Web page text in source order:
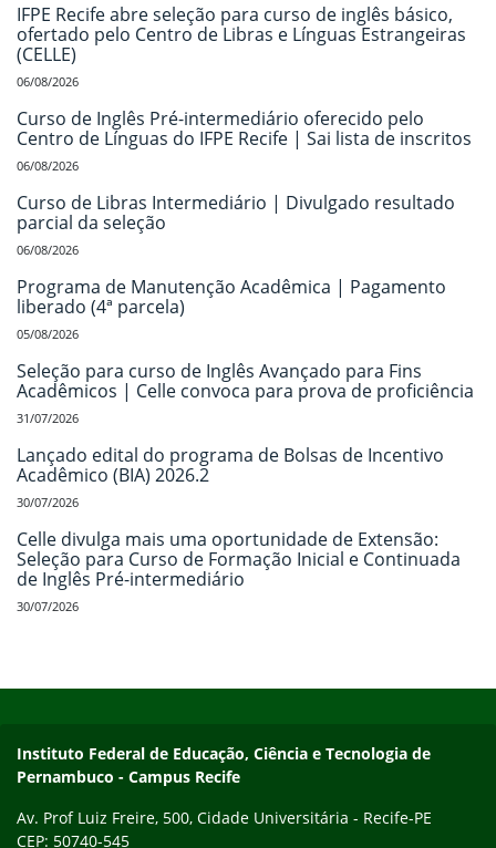
IFPE Recife abre seleção para curso de inglês básico,
ofertado pelo Centro de Libras e Línguas Estrangeiras
(CELLE)
06/08/2026
Curso de Inglês Pré-intermediário oferecido pelo
Centro de Línguas do IFPE Recife | Sai lista de inscritos
06/08/2026
Curso de Libras Intermediário | Divulgado resultado
parcial da seleção
06/08/2026
Programa de Manutenção Acadêmica | Pagamento
liberado (4ª parcela)
05/08/2026
Seleção para curso de Inglês Avançado para Fins
Acadêmicos | Celle convoca para prova de proficiência
31/07/2026
Lançado edital do programa de Bolsas de Incentivo
Acadêmico (BIA) 2026.2
30/07/2026
Celle divulga mais uma oportunidade de Extensão:
Seleção para Curso de Formação Inicial e Continuada
de Inglês Pré-intermediário
30/07/2026
Instituto Federal de Educação, Ciência e Tecnologia de
Pernambuco - Campus Recife
Av. Prof Luiz Freire, 500, Cidade Universitária - Recife-PE
CEP: 50740-545